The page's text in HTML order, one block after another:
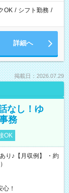
OK / シフト勤務 /
詳細へ
掲載日：2026.07.29
なし！ゆ
務
OK
り♪【月収例】 ・約
！